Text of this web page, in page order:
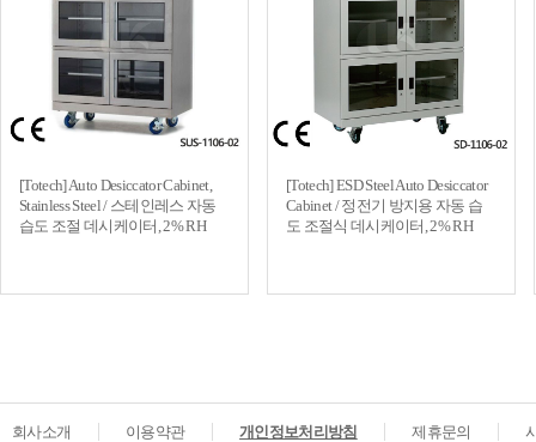
[Totech] Auto Desiccator Cabinet,
Stainless Steel / 스테인레스 자동
습도 조절 데시케이터, 2% RH
[Totech] ESD Steel Auto Desiccator
Cabinet / 정전기 방지용 자동 습
도 조절식 데시케이터, 2% RH
회사소개 이용약관 개인정보처리방침 제휴문의